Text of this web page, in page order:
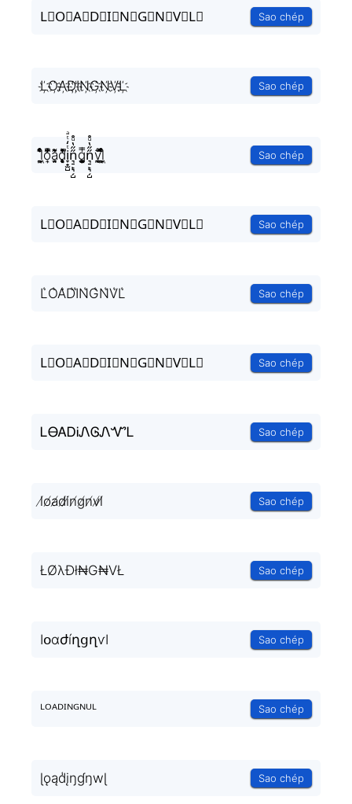
L⃟O⃟A⃟D⃟I⃟N⃟G⃟N⃟V⃟L⃟ Sao chép
L҉O҉A҉D҉I҉N҉G҉N҉V҉L҉ Sao chép
l͕͖͉̭̰ͬ̍ͤ͆̊ͨo͎̜̓̇ͫ̉͊ͨ͊a̘̫͈̭͌͛͌̇̇̍d̥̝̮͙͈͂̐̇ͮ̏̔̀̚ͅi̞̟̫̺ͭ̒ͭͣn͉̠̙͉̗̺̋̋̔ͧ̊g͎͚̥͎͔͕ͥ̿n͉̠̙͉̗̺̋̋̔ͧ̊v̪̩̜̜̙̜ͨ̽̄l͕͖͉̭̰ͬ̍ͤ͆̊ͨ Sao chép
L⃗O⃗A⃗D⃗I⃗N⃗G⃗N⃗V⃗L⃗ Sao chép
L͛O͛A͛D͛I͛N͛G͛N͛V͛L͛ Sao chép
L⃒O⃒A⃒D⃒I⃒N⃒G⃒N⃒V⃒L⃒ Sao chép
ᏞᎾᎪᎠᎥᏁᎶᏁᏉᏞ Sao chép
l̸o̸a̸d̸i̸n̸g̸n̸v̸l̸ Sao chép
ŁØλÐł₦G₦VŁ Sao chép
ӀօɑժíղցղѵӀ Sao chép
ᴸᴼᴬᴰᴵᴺᴳᴺᵁᴸ Sao chép
ɭǫąd̾įŋɠŋwɭ Sao chép